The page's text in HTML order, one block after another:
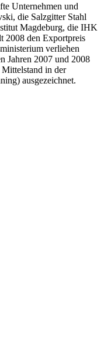
Unternehmen und
die Salzgitter Stahl
Magdeburg, die IHK
2008 den Exportpreis
verliehen
Jahren 2007 und 2008
in der
ausgezeichnet.